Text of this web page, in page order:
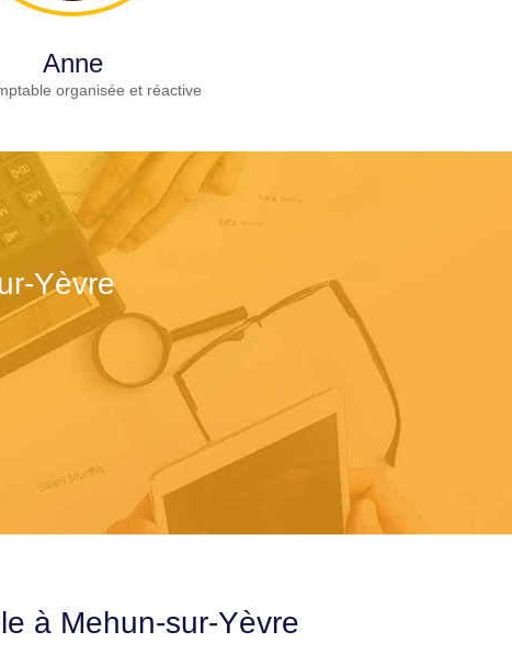
Anne
organisée et réactive
Yèvre
à Mehun-sur-Yèvre